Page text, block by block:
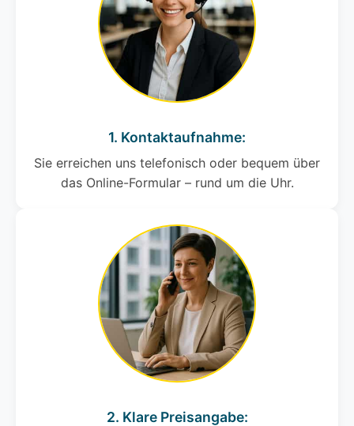
1. Kontaktaufnahme:
Sie erreichen uns telefonisch oder bequem über
das Online-Formular – rund um die Uhr.
2. Klare Preisangabe: